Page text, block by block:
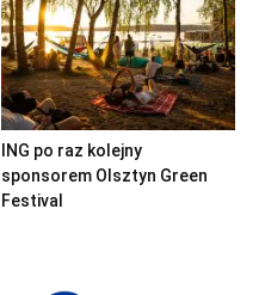
ING po raz kolejny
sponsorem Olsztyn Green
Festival